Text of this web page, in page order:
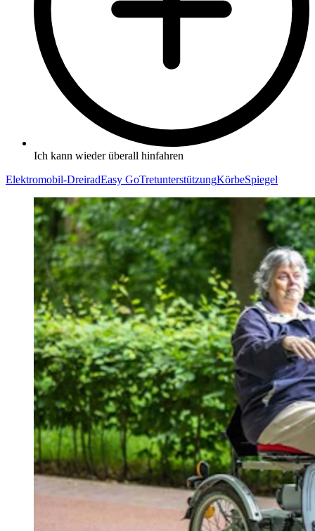
Ich kann wieder überall hinfahren
Elektromobil-DreiradEasy GoTretunterstützungKörbeSpiegel